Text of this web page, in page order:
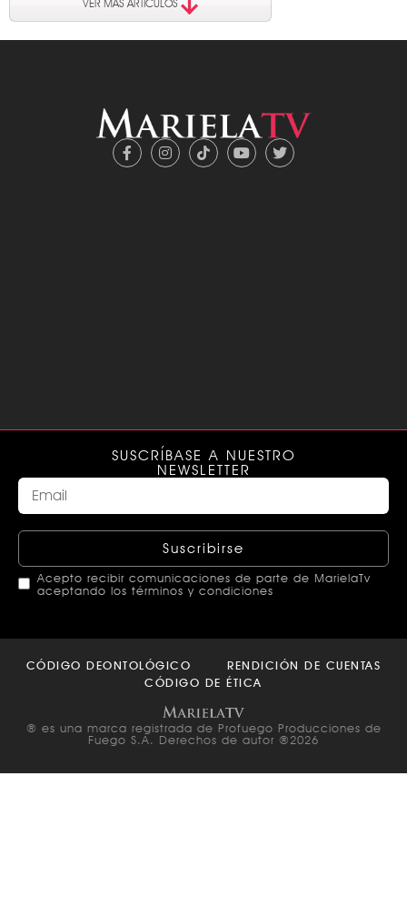
VER MÁS ARTÍCULOS
SUSCRÍBASE A NUESTRO
NEWSLETTER
Suscribirse
Acepto recibir comunicaciones de parte de MarielaTv
aceptando los términos y condiciones
should
CÓDIGO DEONTOLÓGICO
RENDICIÓN DE CUENTAS
CÓDIGO DE ÉTICA
® es una marca registrada de Profuego Producciones de
Fuego S.A. Derechos de autor ®2026